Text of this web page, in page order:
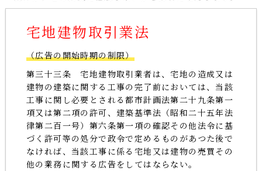
宅地建物取引業法
（広告の開始時期の制限）
第三十三条 宅地建物取引業者は、宅地の造成又は
建物の建築に関する工事の完了前においては、当該
工事に関し必要とされる都市計画法第二十九条第一
項又は第二項の許可、建築基準法（昭和二十五年法
律第二百一号）第六条第一項の確認その他法令に基
づく許可等の処分で政令で定めるものがあつた後で
なければ、当該工事に係る宅地又は建物の売買その
他の業務に関する広告をしてはならない。